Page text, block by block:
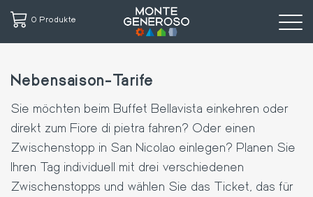
Inhalt
0 Produkte
Nebensaison-Tarife
Sie möchten beim Buffet Bellavista einkehren oder
direkt zum Fiore di pietra fahren? Oder einen
Zwischenstopp in San Nicolao einlegen? Planen Sie
Ihren Tag individuell mit drei verschiedenen
Zwischenstopps und wählen Sie das Ticket, das für